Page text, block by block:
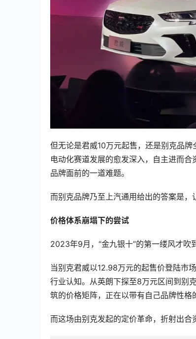
但无论是君威10万元起售，还是别克品牌
电动化赛道发展的愈发深入，自主进而
品牌面前的一道难题。
而别克品牌乃至上汽通用给出的答案是，
价格体系崩塌下的尝试
2023年9月，“金九银十”的第一缕风才吹
当别克君威以12.98万元的起售价登陆市
行业认知。从英朗下探至8万元区间到别
筑的价格矩阵，正在以带有自己品牌性格
而这场由别克发起的定价革命，折射出合